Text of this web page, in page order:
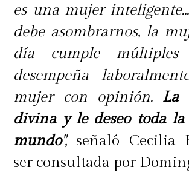
es una mujer
debe asombrarnos, la
día cumple múltiples
desempeña
mujer con opinión. La
divina y le deseo toda la
mundo",señaló Cecilia
ser consultada por